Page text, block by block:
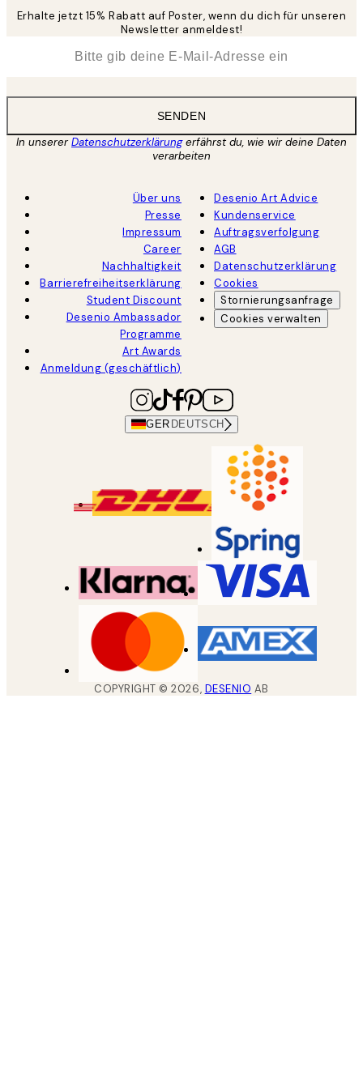
Erhalte jetzt 15% Rabatt auf Poster, wenn du dich für unseren
Newsletter anmeldest!
SENDEN
In unsererDatenschutzerklärungerfährst du, wie wir deine Daten
verarbeiten
Über uns
Presse
Impressum
Career
Nachhaltigkeit
Barrierefreiheitserklärung
Student Discount
Desenio Ambassador
Programme
Art Awards
Anmeldung (geschäftlich)
Desenio Art Advice
Kundenservice
Auftragsverfolgung
AGB
Datenschutzerklärung
Cookies
Stornierungsanfrage
Cookies verwalten
GER DEUTSCH
COPYRIGHT ©2026, DESENIO AB